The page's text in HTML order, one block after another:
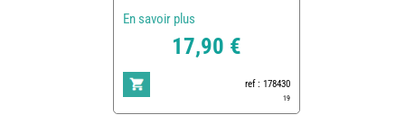
En savoir plus
17,90 €
ref : 178430
19